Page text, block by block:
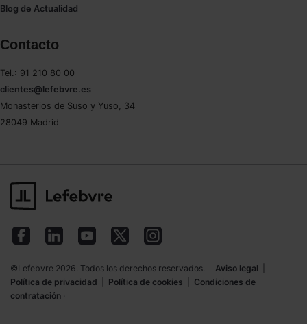
Blog de Actualidad
Contacto
Tel.: 91 210 80 00
clientes@lefebvre.es
Monasterios de Suso y Yuso, 34
28049 Madrid
©Lefebvre 2026. Todos los derechos reservados. Aviso legal
Política de privacidad
Política de cookies
Condiciones de
contratación ·